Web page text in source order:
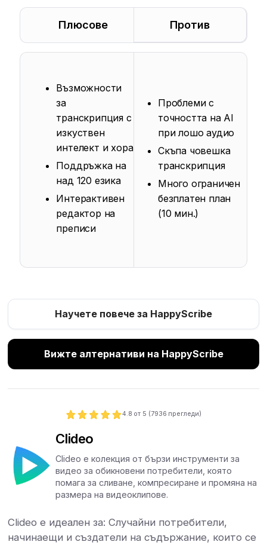
Плюсове Против
Възможности
за
транскрипция с
изкуствен
интелект и хора
Поддръжка на
над 120 езика
Интерактивен
редактор на
преписи
Проблеми с
точността на AI
при лошо аудио
Скъпа човешка
транскрипция
Много ограничен
безплатен план
(10 мин.)
Научете повече за HappyScribe
Вижте алтернативи на HappyScribe
4.8 от 5 (7936 прегледи)
Clideo
Clideo е колекция от бързи инструменти за
видео за обикновени потребители, която
помага за сливане, компресиране и промяна на
размера на видеоклипове.
Clideo е идеален за: Случайни потребители,
начинаещи и създатели на съдържание, които се